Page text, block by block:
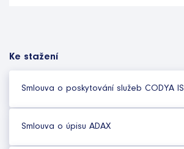
Ke stažení
Smlouva o poskytování služeb CODYA IS
Smlouva o úpisu ADAX